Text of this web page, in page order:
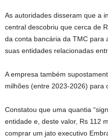
As autoridades disseram que a
central descobriu que cerca de
da conta bancária da TMC para
suas entidades relacionadas
A empresa também
milhões (entre 2023-2026) para
Constatou que uma quantia
entidade e, deste valor, Rs 112
comprar um jato executivo